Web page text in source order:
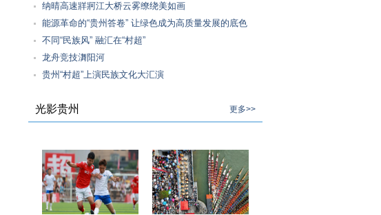
纳晴高速牂牁江大桥云雾缭绕美如画
能源革命的“贵州答卷” 让绿色成为高质量发展的底色
不同“民族风” 融汇在“村超”
龙舟竞技㵲阳河
贵州“村超”上演民族文化大汇演
光影贵州 更多>>